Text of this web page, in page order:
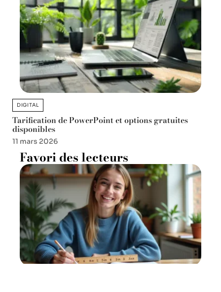
DIGITAL
Tarification de PowerPoint et options gratuites
disponibles
11 mars 2026
Favori des lecteurs